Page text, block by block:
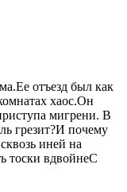
отъезд был как
хаос.Он
мигрени. В
грезит?И почему
иней на
тоски вдвойнеС